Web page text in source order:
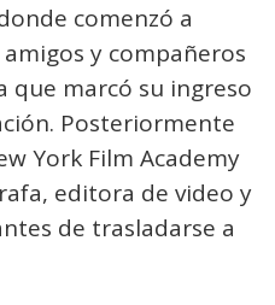
comenzó a
y compañeros
que marcó su ingreso
Posteriormente
York Film Academy
editora de video y
de trasladarse a